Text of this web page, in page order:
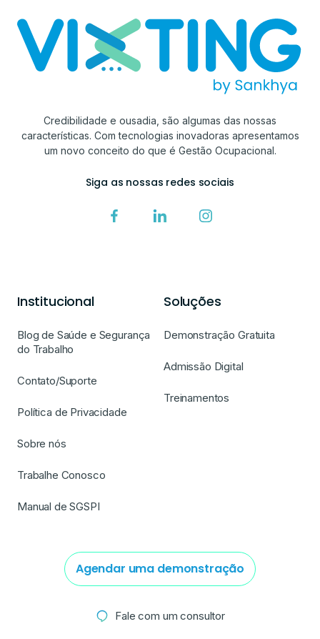
Credibilidade e ousadia, são algumas das nossas
características. Com tecnologias inovadoras apresentamos
um novo conceito do que é Gestão Ocupacional.
Siga as nossas redes sociais
Institucional
Blog de Saúde e Segurança
do Trabalho
Contato/Suporte
Política de Privacidade
Sobre nós
Trabalhe Conosco
Manual de SGSPI
Soluções
Demonstração Gratuita
Admissão Digital
Treinamentos
Agendar uma demonstração
Fale com um consultor